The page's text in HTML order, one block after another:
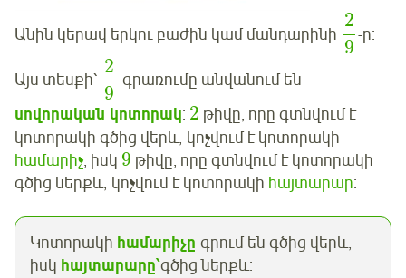
Անին կերավ երկու բաժին կամ մանդարինի
2
9
-ը:
Այս տեսքի՝
2
9
գրառումը անվանում են
սովորական կոտորակ: 2 թիվը, որը գտնվում է
կոտորակի գծից վերև, կոչվում է կոտորակի
համարիչ, իսկ 9 թիվը, որը գտնվում է կոտորակի
գծից ներքև, կոչվում է կոտորակի հայտարար:
Կոտորակի համարիչը գրում են գծից վերև,
իսկ հայտարարը՝գծից ներքև: